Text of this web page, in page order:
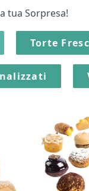
tua Sorpresa!
Torte